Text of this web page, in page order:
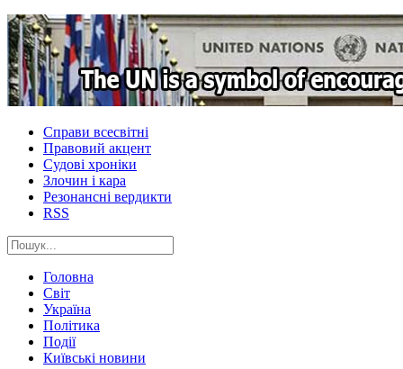
Справи всесвітні
Правовий акцент
Судові хроніки
Злочин і кара
Резонансні вердикти
RSS
Головна
Світ
Україна
Політика
Події
Київські новини